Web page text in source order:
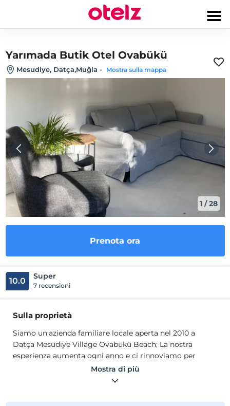
Yarımada Butik Otel Ovabükü
Mesudiye, Datça,Muğla - Mostra sulla mappa
1 /28
Prenota ora
10.0 Super
7 recensioni
Sulla proprietà
Siamo un'azienda familiare locale aperta nel 2010 a
Datça Mesudiye Village Ovabükü Beach; La nostra
esperienza aumenta ogni anno e ci rinnoviamo per
offrirvi un ambiente più confortevole. Nella nostra
attività situata a 500 metri dal mare; Disponiamo di
vista mare. Possibilità di pernottamento e prima
Mostra di più